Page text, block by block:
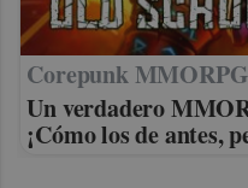
Corepunk MMORPG
Un verdadero
¡Cómo los de antes,